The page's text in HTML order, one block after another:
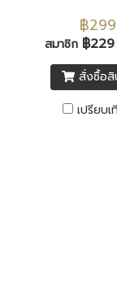
ชั่งน้ำหนักได้สูงสุด
฿299
สมาชิก ฿229
สั่งซื้อสิ
เปรียบ